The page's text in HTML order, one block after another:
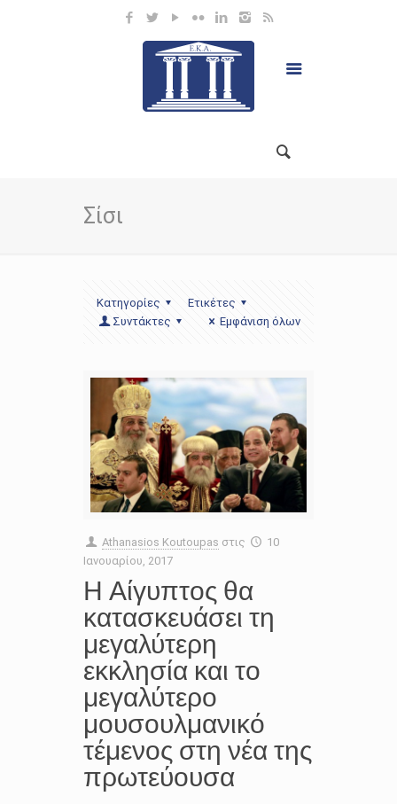
Σίσι
Κατηγορίες
Ετικέτες
Συντάκτες
Εμφάνιση όλων
Athanasios Koutoupas στις
10
Ιανουαρίου, 2017
Η Αίγυπτος θα
κατασκευάσει τη
μεγαλύτερη
εκκλησία και το
μεγαλύτερο
μουσουλμανικό
τέμενος στη νέα της
πρωτεύουσα